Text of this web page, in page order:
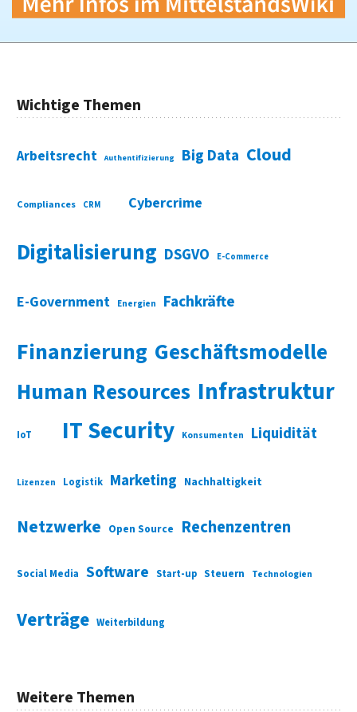
Wichtige Themen
Arbeitsrecht Authentifizierung Big Data Cloud
Compliances CRM Cybercrime
Digitalisierung DSGVO E-Commerce
E-Government Energien Fachkräfte
Finanzierung Geschäftsmodelle
Human Resources Infrastruktur
IoT IT Security Konsumenten Liquidität
Lizenzen Logistik Marketing Nachhaltigkeit
Netzwerke Open Source Rechenzentren
Social Media Software Start-up Steuern Technologien
Verträge Weiterbildung
Weitere Themen